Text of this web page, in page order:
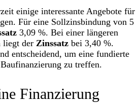
einige interessante Angebote für
Für eine Sollzinsbindung von 5
3,09 %. Bei einer längeren
liegt der Zinssatz bei 3,40 %.
entscheidend, um eine fundierte
zu treffen.
Finanzierung